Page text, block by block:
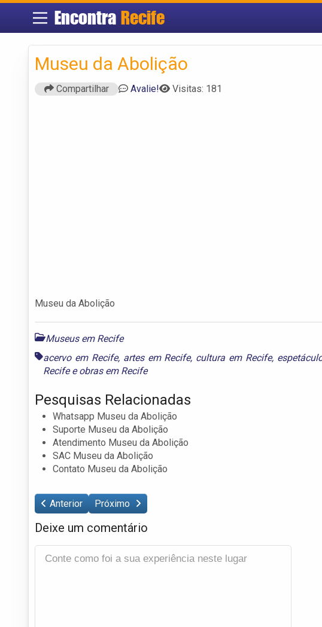
Encontra Recife
Museu da Abolição
Compartilhar Avalie! Visitas: 181
Museu da Abolição
Museus em Recife
acervo em Recife, artes em Recife, cultura em Recife,
Recifeeobras em Recife
Pesquisas Relacionadas
Whatsapp Museu da Abolição
Suporte Museu da Abolição
Atendimento Museu da Abolição
SAC Museu da Abolição
Contato Museu da Abolição
Anterior Próximo
Deixe um comentário